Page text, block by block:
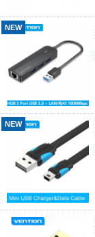
NEW
NEW